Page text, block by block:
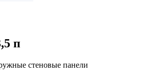
п
стеновые панели